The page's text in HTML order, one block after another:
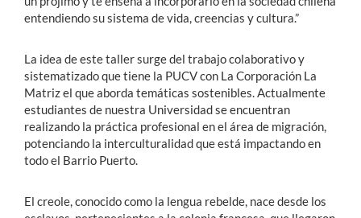
entendiendo su sistema de vida, creencias y cultura.”
La idea de este taller surge del trabajo colaborativo y
sistematizado que tiene la PUCV con La Corporación La
Matriz el que aborda temáticas sostenibles. Actualmente
estudiantes de nuestra Universidad se encuentran
realizando la práctica profesional en el área de migración,
potenciando la interculturalidad que está impactando en
todo el Barrio Puerto.
El creole, conocido como la lengua rebelde, nace desde los